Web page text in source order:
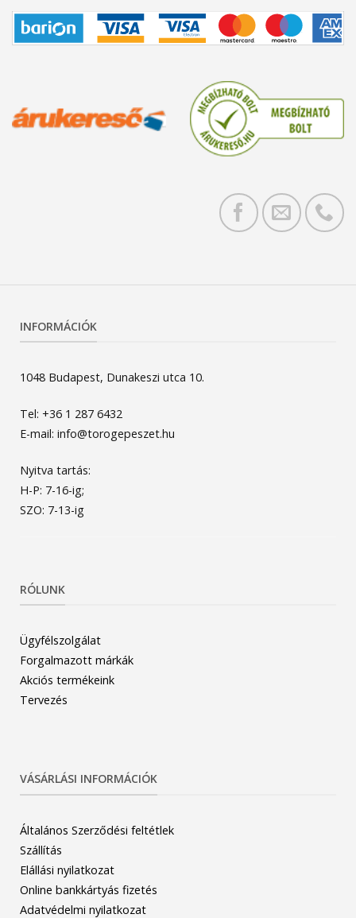
INFORMÁCIÓK
1048 Budapest, Dunakeszi utca 10.
Tel: +36 1 287 6432
E-mail: info@torogepeszet.hu
Nyitva tartás:
H-P: 7-16-ig;
SZO: 7-13-ig
RÓLUNK
Ügyfélszolgálat
Forgalmazott márkák
Akciós termékeink
Tervezés
VÁSÁRLÁSI INFORMÁCIÓK
Általános Szerződési feltétlek
Szállítás
Elállási nyilatkozat
Online bankkártyás fizetés
Adatvédelmi nyilatkozat